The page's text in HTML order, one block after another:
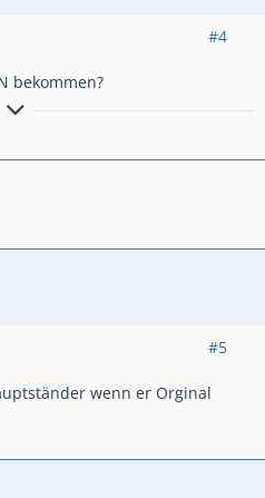
#4
bekommen?
#5
wenn er Orginal